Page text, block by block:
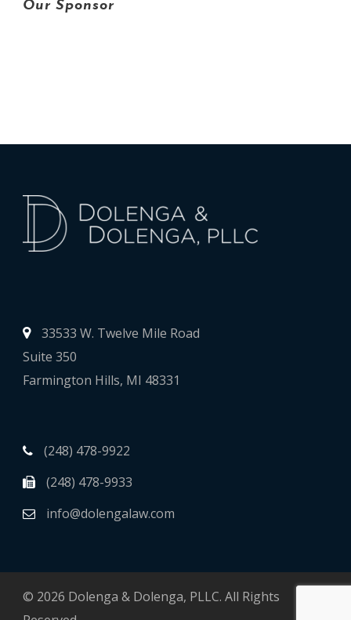
Our Sponsor
33533 W. Twelve Mile Road
Suite 350
Farmington Hills, MI 48331
(248) 478-9922
(248) 478-9933
info@dolengalaw.com
© 2026 Dolenga & Dolenga, PLLC. All Rights